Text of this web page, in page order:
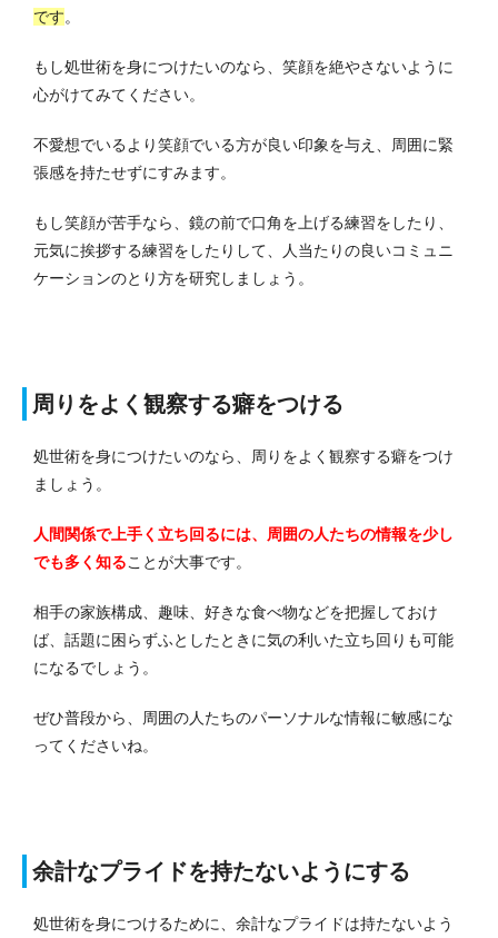
です。
もし処世術を身につけたいのなら、笑顔を絶やさないように
心がけてみてください。
不愛想でいるより笑顔でいる方が良い印象を与え、周囲に緊
張感を持たせずにすみます。
もし笑顔が苦手なら、鏡の前で口角を上げる練習をしたり、
元気に挨拶する練習をしたりして、人当たりの良いコミュニ
ケーションのとり方を研究しましょう。
周りをよく観察する癖をつける
処世術を身につけたいのなら、周りをよく観察する癖をつけ
ましょう。
人間関係で上手く立ち回るには、周囲の人たちの情報を少し
でも多く知ることが大事です。
相手の家族構成、趣味、好きな食べ物などを把握しておけ
ば、話題に困らずふとしたときに気の利いた立ち回りも可能
になるでしょう。
ぜひ普段から、周囲の人たちのパーソナルな情報に敏感にな
ってくださいね。
余計なプライドを持たないようにする
処世術を身につけるために、余計なプライドは持たないよう